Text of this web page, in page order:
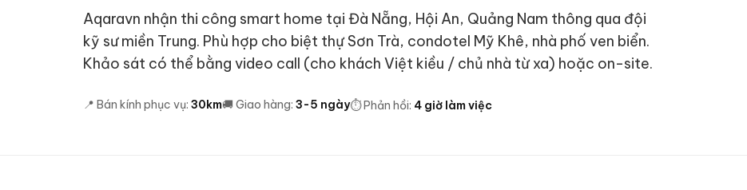
Aqaravn nhận thi công smart home tại Đà Nẵng, Hội An, Quảng Nam thông qua đội
kỹ sư miền Trung. Phù hợp cho biệt thự Sơn Trà, condotel Mỹ Khê, nhà phố ven biển.
Khảo sát có thể bằng video call (cho khách Việt kiều / chủ nhà từ xa) hoặc on-site.
📍 Bán kính phục vụ: 30km🚚 Giao hàng: 3-5 ngày⏱️ Phản hồi: 4 giờ làm việc